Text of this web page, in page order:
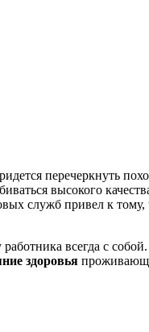
перечеркнуть
высокого
служб привел к тому,
всегда с
здоровья